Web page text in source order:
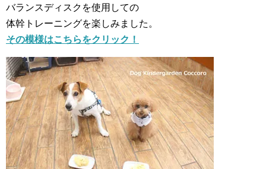
バランスディスクを使用しての
体幹トレーニングを楽しみました。
その模様はこちらをクリック！